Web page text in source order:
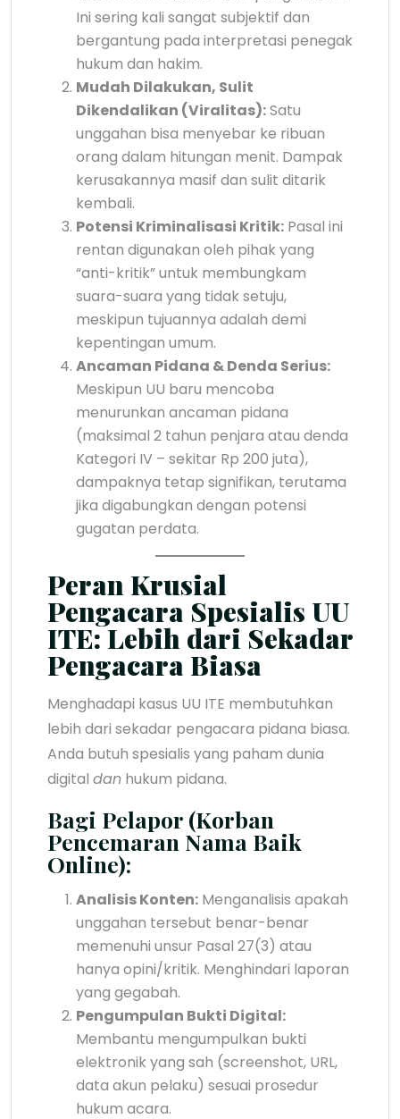
Ini sering kali sangat subjektif dan
bergantung pada interpretasi penegak
hukum dan hakim.
Mudah Dilakukan, Sulit
Dikendalikan (Viralitas):Satu
unggahan bisa menyebar ke ribuan
orang dalam hitungan menit. Dampak
kerusakannya masif dan sulit ditarik
kembali.
Potensi Kriminalisasi Kritik: Pasal ini
rentan digunakan oleh pihak yang
“anti-kritik” untuk membungkam
suara-suara yang tidak setuju,
meskipun tujuannya adalah demi
kepentingan umum.
Ancaman Pidana & Denda Serius:
Meskipun UU baru mencoba
menurunkan ancaman pidana
(maksimal 2 tahun penjara atau denda
Kategori IV – sekitar Rp 200 juta),
dampaknya tetap signifikan, terutama
jika digabungkan dengan potensi
gugatan perdata.
Peran Krusial
Pengacara Spesialis UU
ITE: Lebih dari Sekadar
Pengacara Biasa
Menghadapi kasus UU ITE membutuhkan
lebih dari sekadar pengacara pidana biasa.
Anda butuh spesialis yang paham dunia
digital dan hukum pidana.
Bagi Pelapor (Korban
Pencemaran Nama Baik
Online):
Analisis Konten: Menganalisis apakah
unggahan tersebut benar-benar
memenuhi unsur Pasal 27(3) atau
hanya opini/kritik. Menghindari laporan
yang gegabah.
Pengumpulan Bukti Digital:
Membantu mengumpulkan bukti
elektronik yang sah (screenshot, URL,
data akun pelaku) sesuai prosedur
hukum acara.